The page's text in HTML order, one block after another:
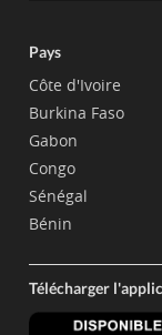
Pays
Côte d'Ivoire
Burkina Faso
Gabon
Congo
Sénégal
Bénin
Télécharger